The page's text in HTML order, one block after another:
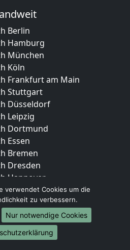
Berlin
Hamburg
München
Köln
Frankfurt am Main
Stuttgart
Düsseldorf
Leipzig
Dortmund
Essen
Bremen
Dresden
Hannover
Nürnberg
Duisburg
Bochum
Wuppertal
Bielefeld
verwendet Cookies um die
zu verbessern.
Nur notwendige Cookies